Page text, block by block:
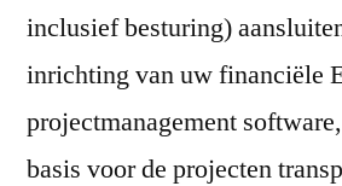
inclusief besturing)
inrichting van uw financiële
projectmanagement
basis voor de projecten